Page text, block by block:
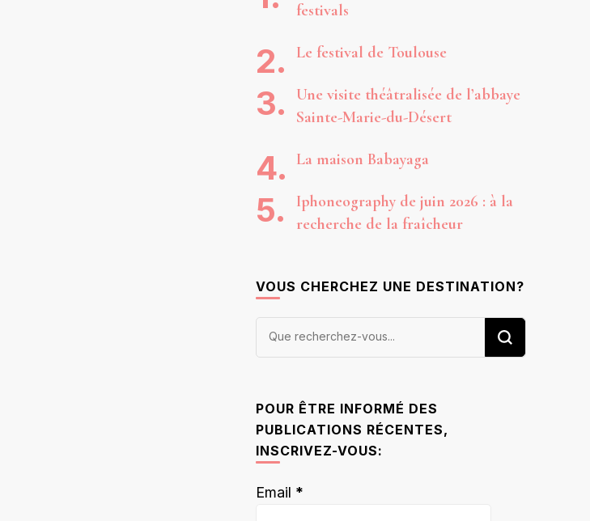
festivals
Le festival de Toulouse
Une visite théâtralisée de l’abbaye
Sainte-Marie-du-Désert
La maison Babayaga
Iphoneography de juin 2026 : à la
recherche de la fraîcheur
VOUS CHERCHEZ UNE DESTINATION?
Vous
POUR ÊTRE INFORMÉ DES
PUBLICATIONS RÉCENTES,
INSCRIVEZ-VOUS:
Email *